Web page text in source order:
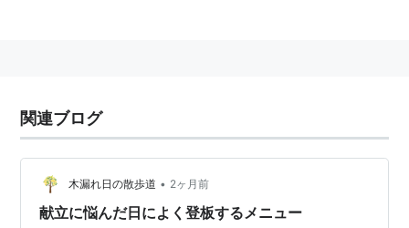
関連ブログ
木漏れ日の散歩道 • 2ヶ月前
献立に悩んだ日によく登板するメニュー